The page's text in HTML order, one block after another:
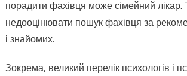
порадити фахівця може сімейний
недооцінювати пошук фахівця за
і знайомих.
Зокрема, великий перелік психологів і